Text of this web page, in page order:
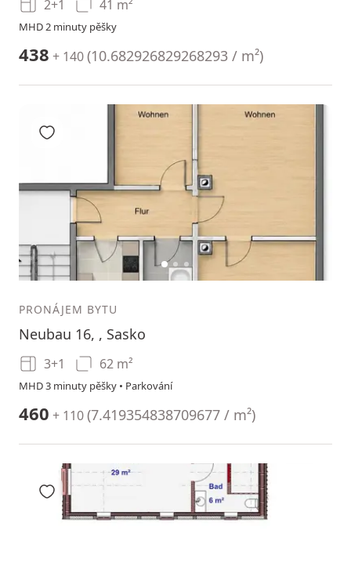
2+1 41 m²
MHD 2 minuty pěšky
438 + 140(10.682926829268293 / m²)
12 3
Přidat do oblíbených
PRONÁJEM BYTU
Neubau 16, , Sasko
3+1 62 m²
MHD 3 minuty pěšky • Parkování
460 + 110(7.419354838709677 / m²)
Přidat do oblíbených